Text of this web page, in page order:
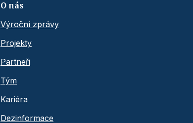
O nás
Výroční zprávy
Projekty
Partneři
Tým
Kariéra
Dezinformace